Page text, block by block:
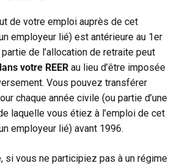
de votre emploi auprès de cet
employeur lié) est antérieure au 1er
de l’allocation de retraite peut
votre REER au lieu d’être imposée
Vous pouvez transférer
chaque année civile (ou partie d’une
laquelle vous étiez à l’emploi de cet
employeur lié) avant 1996.
si vous ne participiez pas à un régime